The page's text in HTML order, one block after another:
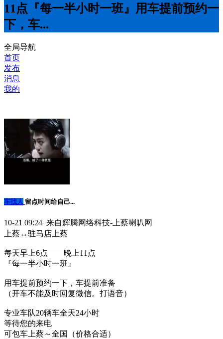
11点『每一半小时一班』用车提前预约一
下，车...
全局导航
首页
发布
消息
我的
车找人 留点时间给自己...
10-21 09:24 来自辉腾网络科技-上蔡喇叭网
上蔡↔️驻马店上蔡
每天早上6点——晚上11点
『每一半小时一班』
用车提前预约一下，车提前准备
（开车不能及时回复微信。打语音）
专业车队20辆车全天24小时
等待您的来电
可包车上蔡～全国（价格合适）